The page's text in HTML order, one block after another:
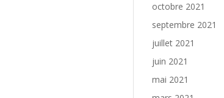
octobre 2021
septembre 2021
juillet 2021
juin 2021
mai 2021